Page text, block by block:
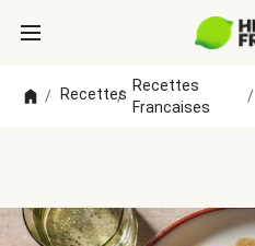
/ Recettes
/
Recettes
Francaises
/